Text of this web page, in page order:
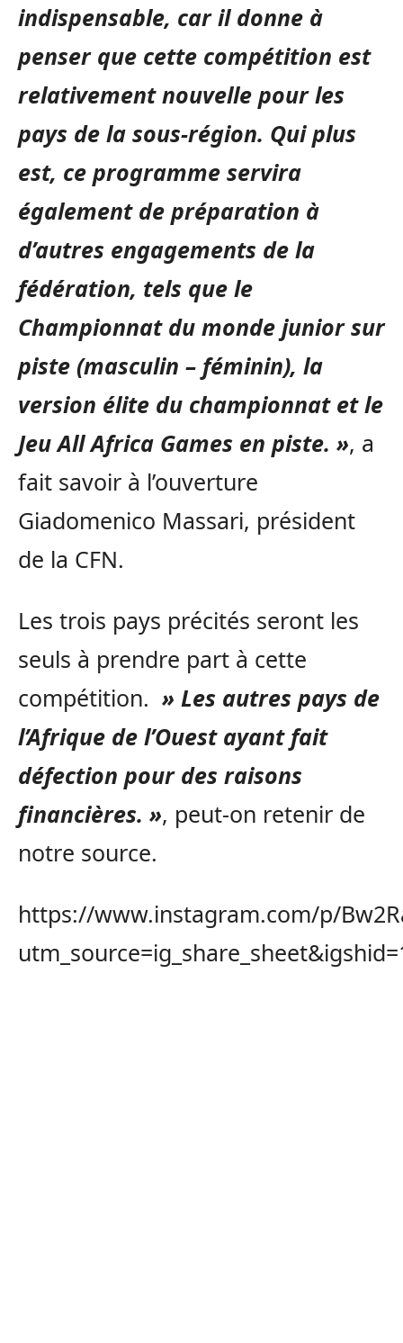
indispensable, car il donne à
penser que cette compétition est
relativement nouvelle pour les
pays de la sous-région. Qui plus
est, ce programme servira
également de préparation à
d’autres engagements de la
fédération, tels que le
Championnat du monde junior sur
piste (masculin – féminin), la
version élite du championnat et le
Jeu All Africa Games en piste. », a
fait savoir à l’ouverture
Giadomenico Massari, président
de la CFN.
Les trois pays précités seront les
seuls à prendre part à cette
compétition. » Les autres pays de
l’Afrique de l’Ouest ayant fait
défection pour des raisons
financières. », peut-on retenir de
notre source.
https://www.instagram.com/p/